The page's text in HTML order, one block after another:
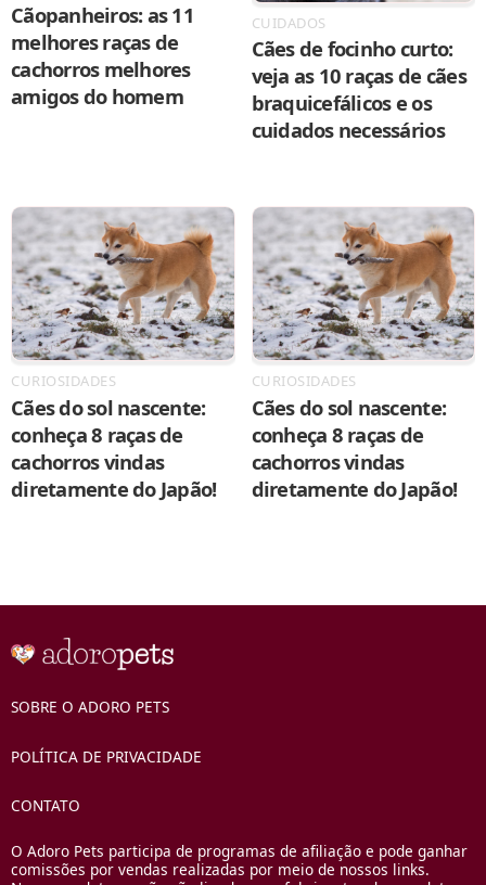
Cãopanheiros: as 11
melhores raças de
cachorros melhores
amigos do homem
CUIDADOS
Cães de focinho curto:
veja as 10 raças de cães
braquicefálicos e os
cuidados necessários
CURIOSIDADES
Cães do sol nascente:
conheça 8 raças de
cachorros vindas
diretamente do Japão!
CURIOSIDADES
Cães do sol nascente:
conheça 8 raças de
cachorros vindas
diretamente do Japão!
SOBRE O ADORO PETS
POLÍTICA DE PRIVACIDADE
CONTATO
O Adoro Pets participa de programas de afiliação e pode ganhar
comissões por vendas realizadas por meio de nossos links.